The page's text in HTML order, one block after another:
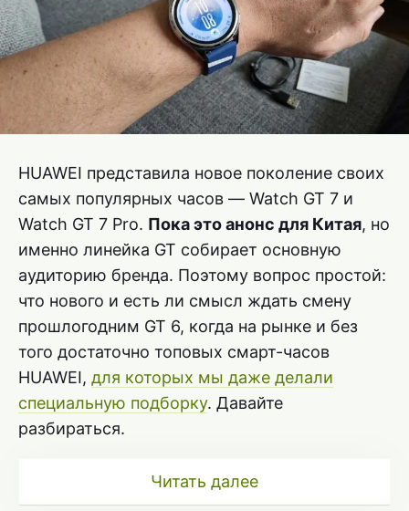
HUAWEI представила новое поколение своих
самых популярных часов — Watch GT 7 и
Watch GT 7 Pro. Пока это анонс для Китая, но
именно линейка GT собирает основную
аудиторию бренда. Поэтому вопрос простой:
что нового и есть ли смысл ждать смену
прошлогодним GT 6, когда на рынке и без
того достаточно топовых смарт-часов
HUAWEI, для которых мы даже делали
специальную подборку. Давайте
разбираться.
Читать далее